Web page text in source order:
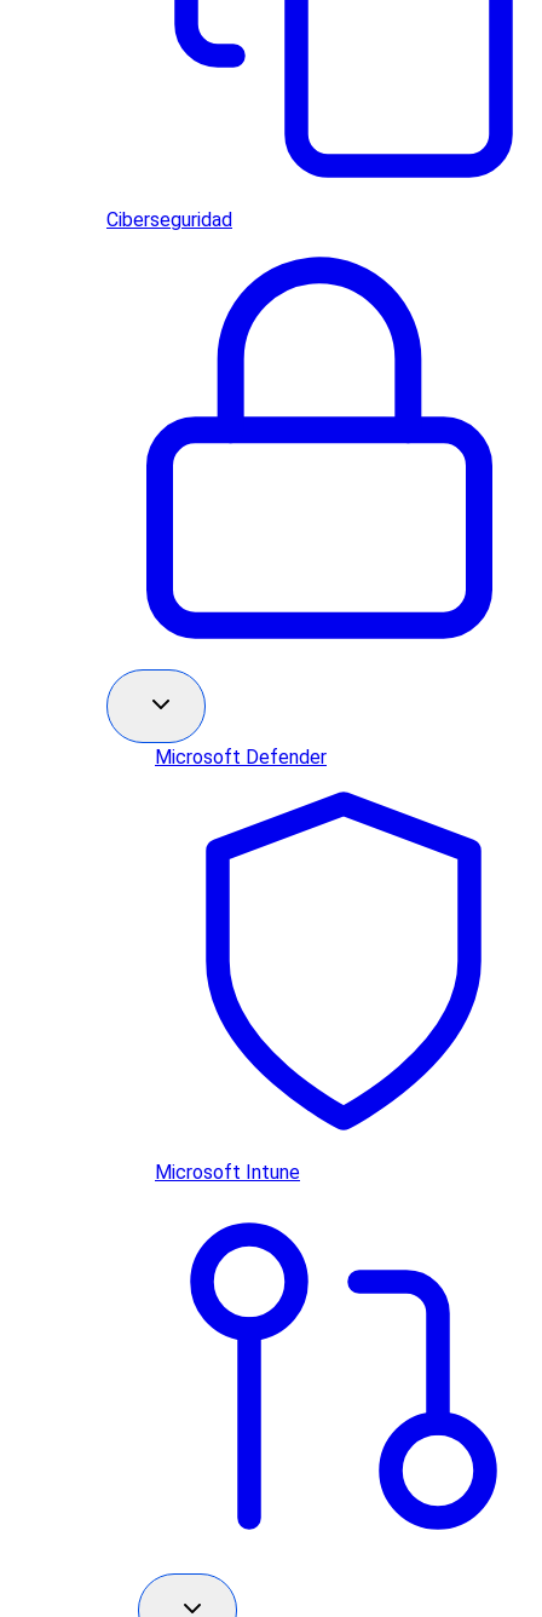
Ciberseguridad
Microsoft Defender
Microsoft Intune